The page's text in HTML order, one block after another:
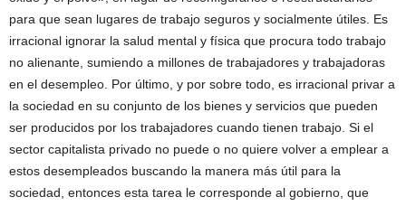
para que sean lugares de trabajo seguros y socialmente útiles. Es
irracional ignorar la salud mental y física que procura todo trabajo
no alienante, sumiendo a millones de trabajadores y trabajadoras
en el desempleo. Por último, y por sobre todo, es irracional privar a
la sociedad en su conjunto de los bienes y servicios que pueden
ser producidos por los trabajadores cuando tienen trabajo. Si el
sector capitalista privado no puede o no quiere volver a emplear a
estos desempleados buscando la manera más útil para la
sociedad, entonces esta tarea le corresponde al gobierno, que